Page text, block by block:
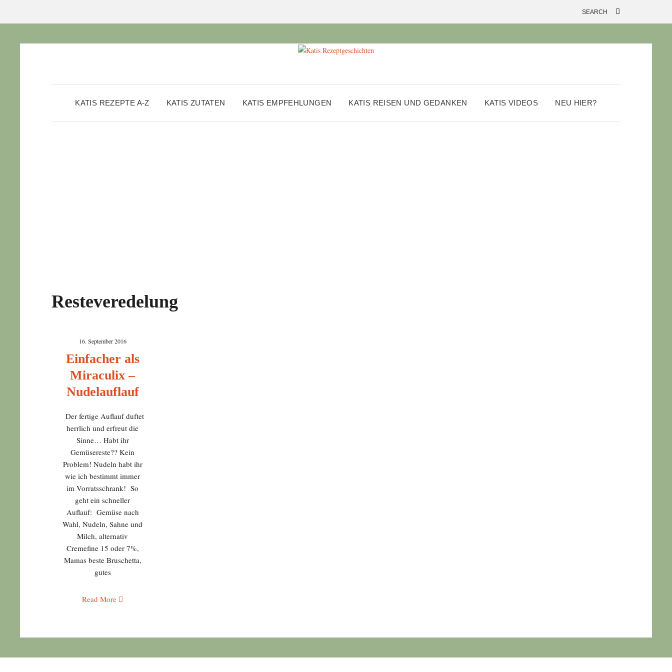
KATIS REZEPTE A-Z KATIS ZUTATEN KATIS EMPFEHLUNGEN KATIS REISEN UND GEDANKEN KATIS VIDEOS NEU HIER?
Resteveredelung
16. September 2016
Einfacher als
Miraculix –
Nudelauflauf
Der fertige Auflauf duftet
herrlich und erfreut die
Sinne… Habt ihr
Gemüsereste?? Kein
Problem! Nudeln habt ihr
wie ich bestimmt immer
im Vorratsschrank! So
geht ein schneller
Auflauf: Gemüse nach
Wahl, Nudeln, Sahne und
Milch, alternativ
Cremefine 15 oder 7%,
Mamas beste Bruschetta,
gutes
Read More